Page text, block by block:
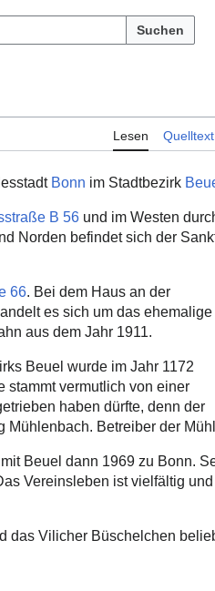
Suchen
Lesen
Bonn im Stadtbezirk
B 56 und im Westen
Norden befindet sich der
66. Bei dem Haus an der
es sich um das ehemalige
aus dem Jahr 1911.
Beuel wurde im Jahr 1172
stammt vermutlich von einer
haben dürfte, denn der
Mühlenbach. Betreiber der
Beuel dann 1969 zu Bonn.
Vereinsleben ist vielfältig
das Vilicher Büschelchen